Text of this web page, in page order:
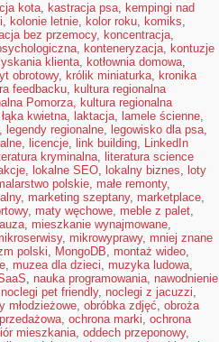
kota, kastracja psa, kempingi nad
, kolonie letnie, kolor roku, komiks,
bez przemocy, koncentracja,
, konteneryzacja, kontuzje
klienta, kotłownia domowa,
obrotowy, królik miniaturka, kronika
feedbacku, kultura regionalna
Pomorza, kultura regionalna
łąka kwietna, laktacja, lamele ścienne,
, legendy regionalne, legowisko dla psa,
, licencje, link building, LinkedIn
kryminalna, literatura science
, lokalne SEO, lokalny biznes, loty
polskie, małe remonty,
, marketing szeptany, marketplace,
, maty węchowe, meble z palet,
, mieszkanie wynajmowane,
, mikrowyprawy, mniej znane
polski, MongoDB, montaż wideo,
, muzea dla dzieci, muzyka ludowa,
, nauka programowania, nawodnienie
noclegi pet friendly, noclegi z jacuzzi,
młodzieżowe, obróbka zdjęć, obroża
, ochrona marki, ochrona
mieszkania, oddech przeponowy,